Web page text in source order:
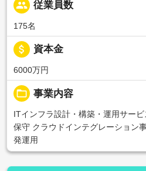
people 従業員数
175名
attach_money 資本金
6000万円
folder_open 事業内容
ITインフラ設計・構築・運用サー
保守 クラウドインテグレーション
発運用